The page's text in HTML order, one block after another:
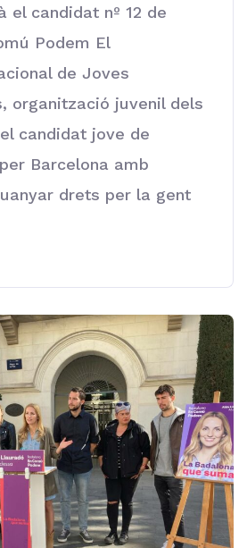
el candidat nº 12 de
Podem El
de Joves
organització juvenil dels
candidat jove de
Barcelona amb
drets per la gent